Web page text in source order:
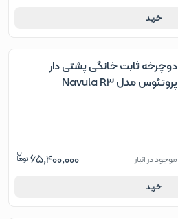
خرید
دوچرخه ثابت خانگی پشتی دار
پروتئوس مدل Navula R3
موجود در انبار 65,400,000
خرید